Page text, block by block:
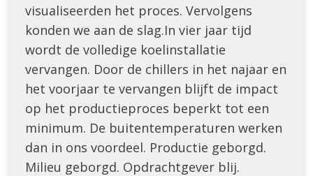
visualiseerden het proces. Vervolgens
konden we aan de slag.In vier jaar tijd
wordt de volledige koelinstallatie
vervangen. Door de chillers in het najaar en
het voorjaar te vervangen blijft de impact
op het productieproces beperkt tot een
minimum. De buitentemperaturen werken
dan in ons voordeel. Productie geborgd.
Milieu geborgd. Opdrachtgever blij.